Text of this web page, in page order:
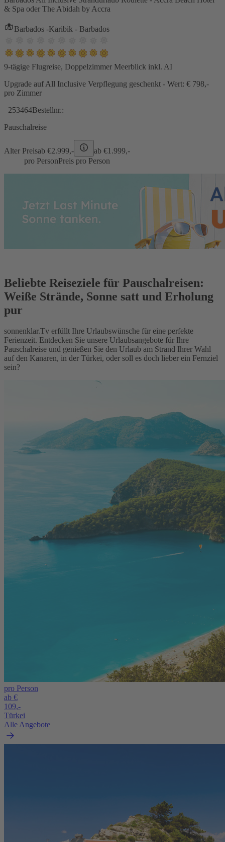
& Spa oder The Abidah by Accra
Barbados -Karibik - Barbados
9-tägige Flugreise, Doppelzimmer Meerblick inkl. AI
Upgrade auf All Inclusive Verpflegung geschenkt - Wert: € 798,-
pro Zimmer
253464Bestellnr.:
Pauschalreise
Alter Preisab €2.999,- ab €1.999,-
pro PersonPreis pro Person
Beliebte Reiseziele für Pauschalreisen:
Weiße Strände, Sonne satt und Erholung
pur
sonnenklar.Tv erfüllt Ihre Urlaubswünsche für eine perfekte
Ferienzeit. Entdecken Sie unsere Urlaubsangebote für Ihre
Pauschalreise und genießen Sie den Urlaub am Strand Ihrer Wahl
auf den Kanaren, in der Türkei, oder soll es doch lieber ein Fernziel
sein?
pro Person
ab €
109,-
Türkei
Alle Angebote